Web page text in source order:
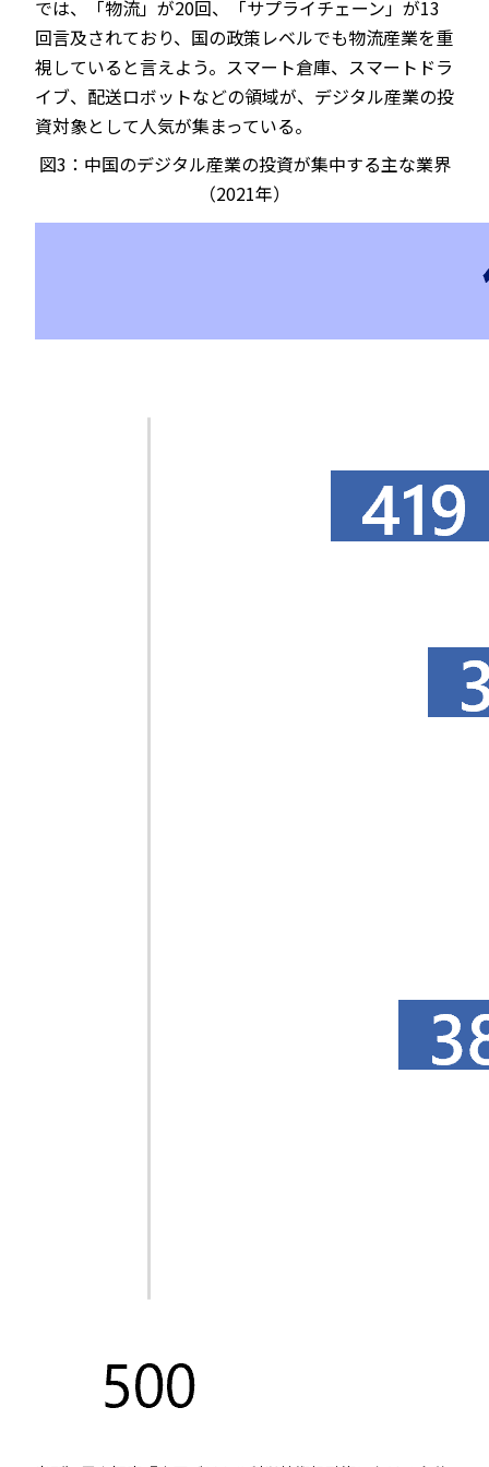
では、「物流」が20回、「サプライチェーン」が13
回言及されており、国の政策レベルでも物流産業を重
視していると言えよう。スマート倉庫、スマートドラ
イブ、配送ロボットなどの領域が、デジタル産業の投
資対象として人気が集まっている。
図3：中国のデジタル産業の投資が集中する主な業界
（2021年）